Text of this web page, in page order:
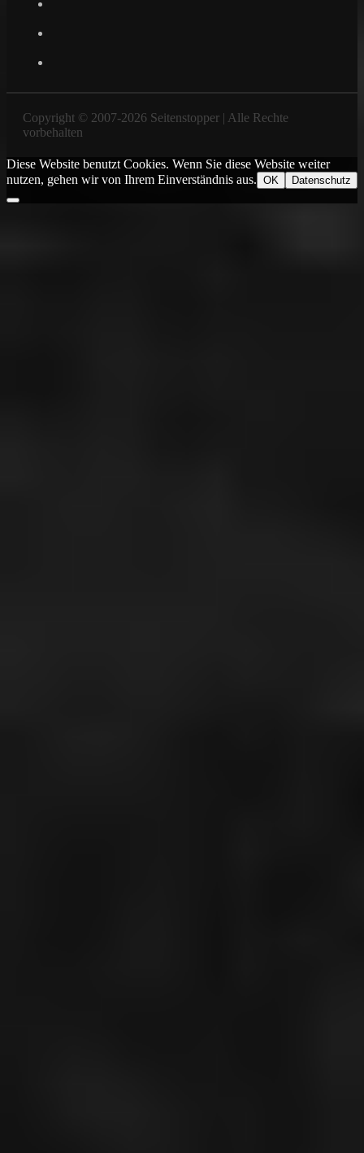
Copyright © 2007-2026 Seitenstopper | Alle Rechte
vorbehalten
Diese Website benutzt Cookies. Wenn Sie diese Website weiter
nutzen, gehen wir von Ihrem Einverständnis aus. OK Datenschutz